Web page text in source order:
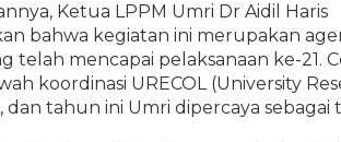
Ketua LPPM Umri Dr Aidil Haris
bahwa kegiatan ini merupakan
telah mencapai pelaksanaan ke-21.
koordinasi URECOL (University
dan tahun ini Umri dipercaya sebagai